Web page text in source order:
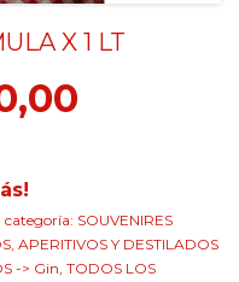
X 1 LT
SOUVENIRES
APERITIVOS Y DESTILADOS
-> Gin, TODOS LOS